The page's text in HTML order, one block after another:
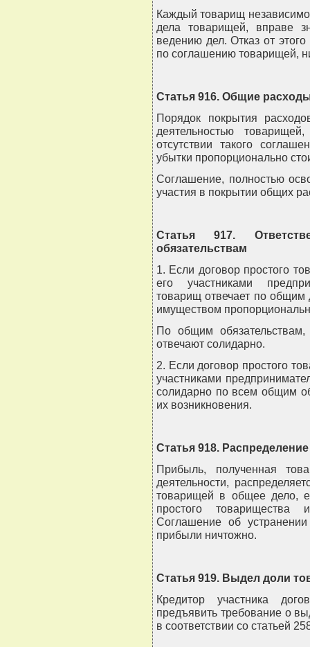
Каждый товарищ
дела товарищей, вправе
ведению дел. Отказ от
по соглашению товарищей,
Статья 916. Общие
Порядок покрытия
деятельностью
отсутствии такого
убытки пропорционально
Соглашение, полностью
участия в покрытии общих
Статья 917.
обязательствам
1. Если договор простого
его участниками
товарищ отвечает по общим
имуществом
По общим
отвечают солидарно.
2. Если договор простого
участниками
солидарно по всем общим
их возникновения.
Статья 918.
Прибыль, полученная
деятельности,
товарищей в общее дело,
простого
Соглашение об
прибыли ничтожно.
Статья 919. Выдел доли
Кредитор участника
предъявить требование о
в соответствии со статьей